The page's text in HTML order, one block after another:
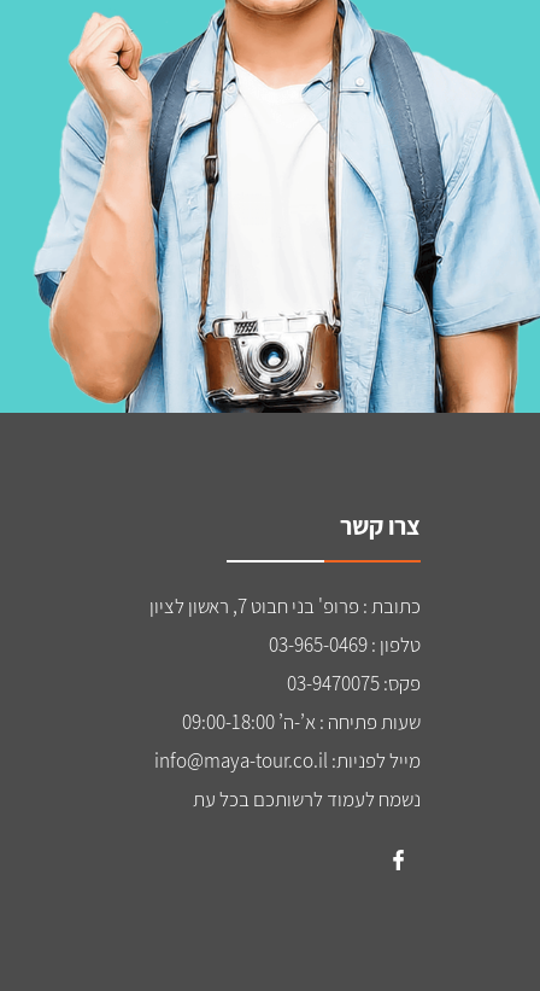
צרו קשר
כתובת : פרופ' בני חבוט 7, ראשון לציון
טלפון : 03-965-0469
פקס: 03-9470075
שעות פתיחה : א’-ה’ 09:00-18:00
מייל לפניות: info@maya-tour.co.il
נשמח לעמוד לרשותכם בכל עת